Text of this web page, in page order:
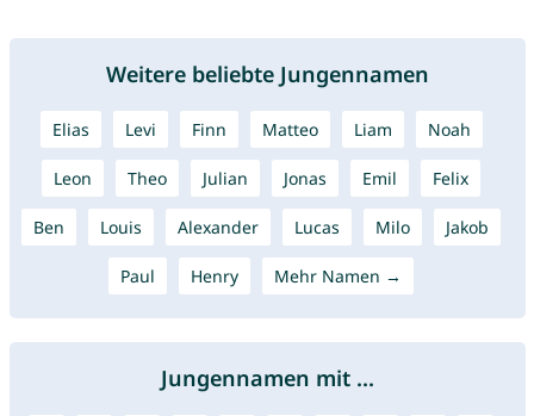
Weitere beliebte Jungennamen
Elias Levi Finn Matteo Liam Noah
Leon Theo Julian Jonas Emil Felix
Ben Louis Alexander Lucas Milo Jakob
Paul Henry Mehr Namen →
Jungennamen mit ...